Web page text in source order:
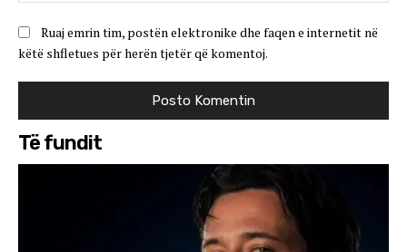
Ruaj emrin tim, postën elektronike dhe faqen e internetit në
këtë shfletues për herën tjetër që komentoj.
Të fundit